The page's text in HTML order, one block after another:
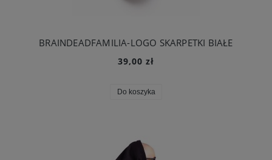
BRAINDEADFAMILIA-LOGO SKARPETKI BIAŁE
39,00 zł
Do koszyka